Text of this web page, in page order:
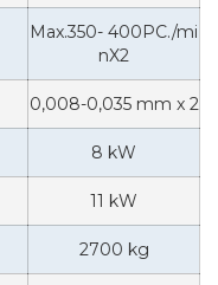
Max.350- 400PC./mi
nX2
0,008-0,035 mm x 2
8 kW
11 kW
2700 kg